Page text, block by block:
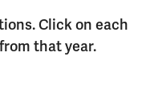
Click on each
that year.